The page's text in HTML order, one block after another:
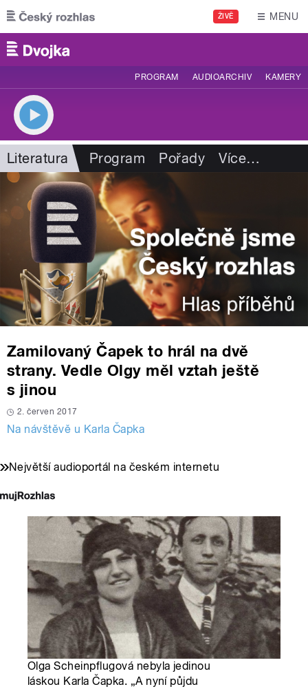
Přejít k hlavnímu obsahu
ŽIVĚ MENU
PROGRAM AUDIOARCHIV KAMERY
Literatura Program Pořady Více…
Zamilovaný Čapek to hrál na dvě
strany. Vedle Olgy měl vztah ještě
s jinou
2. červen 2017
Na návštěvě u Karla Čapka
Největší audioportál na českém internetu
Olga Scheinpflugová nebyla jedinou
láskou Karla Čapka. „A nyní půjdu